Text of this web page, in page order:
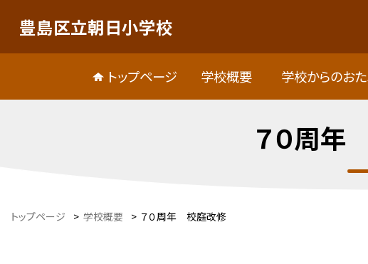
豊島区立朝日小学校
トップページ 学校概要 学校からのおた
７０周
トップページ > 学校概要 > ７０周年 校庭改修